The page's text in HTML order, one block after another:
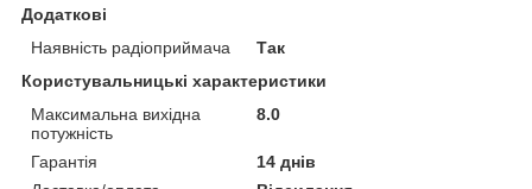
Додаткові
Наявність радіоприймача
Так
Користувальницькі характеристики
Максимальна вихідна
потужність
8.0
Гарантія
14 днів